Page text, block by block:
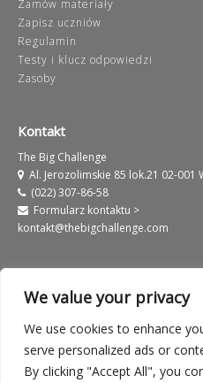
We value your privacy
We use cookies to enhance
serve personalized ads or
By clicking "Accept All", you
Zamów materiały
Zapisz uczniów
Regulamin
Testy i klucz odpowiedzi
Zasoby
Kontakt
The Big Challenge
Al. Jerozolimskie 85 lok.21 02-001
(022) 307-86-58
Formularz kontaktu >
kontakt@thebigchallenge.com
Polityka prywatności